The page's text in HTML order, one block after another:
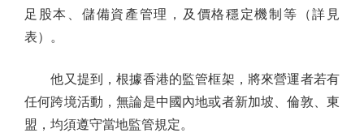
足股本、儲備資產管理，及價格穩定機制等（詳見
表）。
他又提到，根據香港的監管框架，將來營運者若有
任何跨境活動，無論是中國內地或者新加坡、倫敦、東
盟，均須遵守當地監管規定。